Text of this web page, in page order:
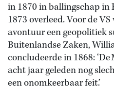
in 1870 in ballingschap in
1873 overleed. Voor de
avontuur een geopolitiek
Buitenlandse Zaken,
concludeerde in 1868:
acht jaar geleden nog
een onomkeerbaar feit.’